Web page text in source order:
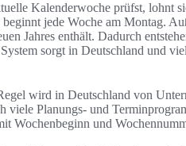
Kalenderwoche prüfst, lohnt
jede Woche am Montag.
Jahres enthält. Dadurch
sorgt in Deutschland und
wird in Deutschland von
viele Planungs- und
Wochenbeginn und